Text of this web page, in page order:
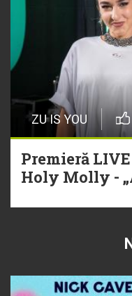
ZU IS YOU
Premieră
Holy Molly -